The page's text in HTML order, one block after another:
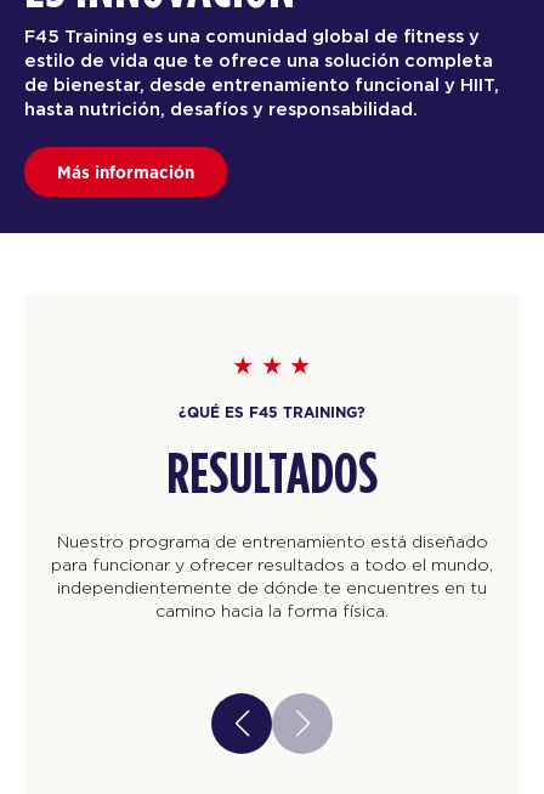
F45 Training es una comunidad global de fitness y
estilo de vida que te ofrece una solución completa
de bienestar, desde entrenamiento funcional y HIIT,
hasta nutrición, desafíos y responsabilidad.
Más información
¿QUÉ ES F45 TRAINING?
RESULTADOS
Nuestro programa de entrenamiento está diseñado
para funcionar y ofrecer resultados a todo el mundo,
independientemente de dónde te encuentres en tu
camino hacia la forma física.